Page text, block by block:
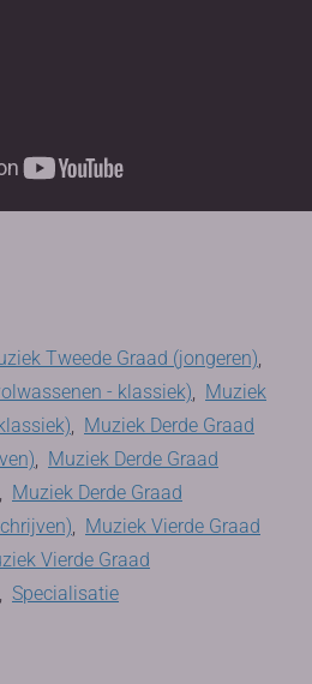
Tweede Graad (jongeren),
- klassiek), Muziek
, Muziek Derde Graad
, Muziek Derde Graad
, Muziek Derde Graad
, Muziek Vierde Graad
Vierde Graad
, Specialisatie